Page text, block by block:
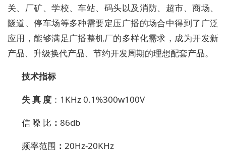
关、厂矿、学校、车站、码头以及消防、超市、商场、
隧道、停车场等多种需要定压广播的场合中得到了广泛
应用，能够满足广播整机厂的多样化需求，成为开发新
产品、升级换代产品、节约开发周期的理想配套产品。
技术指标
失真 度 ： 1KHz 0.1%300w100V
信 噪 比 ： 86db
频率范围 ： 20Hz-20KHz